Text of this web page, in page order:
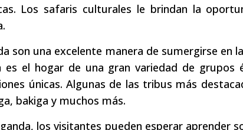
Los safaris culturales le brindan la
son una excelente manera de sumergirse en
es el hogar de una gran variedad de grupos
únicas. Algunas de las tribus más
bakiga y muchos más.
los visitantes pueden esperar aprender